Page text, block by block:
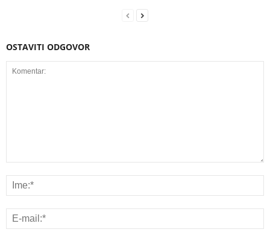
OSTAVITI ODGOVOR